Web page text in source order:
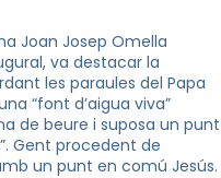
Joan Josep Omella
va destacar la
les paraules del Papa
“font d’aigua viva”
de beure i suposa un punt
Gent procedent de
un punt en comú Jesús.